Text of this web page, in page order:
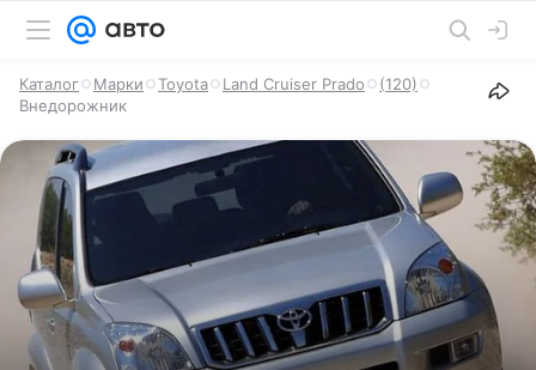
Каталог Марки Toyota Land Cruiser Prado
(120)
Внедорожник